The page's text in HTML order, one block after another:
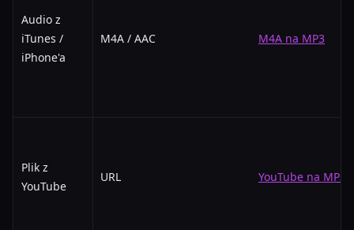
Audio z
iTunes /
iPhone'a
M4A / AAC M4A na MP3
Plik z
YouTube
URL YouTube na MP3